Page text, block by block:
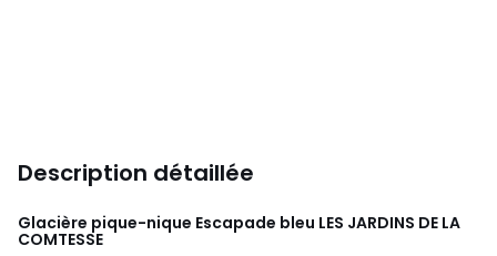
Description détaillée
Glacière pique-nique Escapade bleu LES JARDINS DE LA
COMTESSE